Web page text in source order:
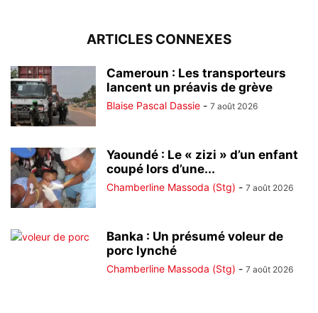
ARTICLES CONNEXES
Cameroun : Les transporteurs
lancent un préavis de grève
Blaise Pascal Dassie - 7 août 2026
Yaoundé : Le « zizi » d’un enfant
coupé lors d’une...
Chamberline Massoda (Stg) - 7 août 2026
Banka : Un présumé voleur de
porc lynché
Chamberline Massoda (Stg) - 7 août 2026